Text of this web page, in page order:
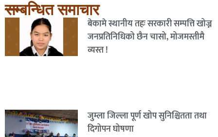
सम्बन्धित समाचार
बेकामे स्थानीय तहः सरकारी सम्पत्ति खोज्न
जनप्रतिनिधिको छैन चासो, मोजमस्तीमै
व्यस्त !
जुम्ला जिल्ला पूर्ण खोप सुनिश्चितता तथा
दिगोपन घोषणा